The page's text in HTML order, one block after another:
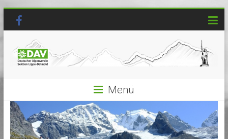
Menü